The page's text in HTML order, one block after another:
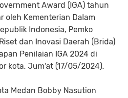
Award (IGA) tahun
oleh Kementerian Dalam
Indonesia, Pemko
dan Inovasi Daerah (Brida)
Penilaian IGA 2024 di
kota, Jum'at (17/05/2024).
Medan Bobby Nasution